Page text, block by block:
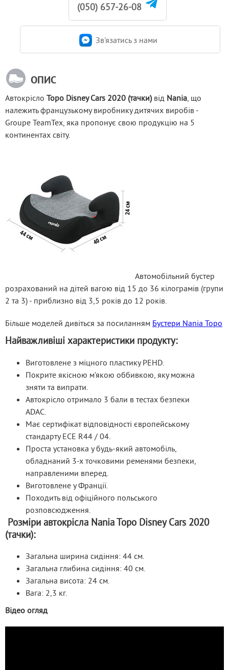
(050) 657-26-08
Зв'язатись з нами
ОПИС
Автокрісло Topo Disney Cars 2020 (тачки) від Nania, що
належить французькому виробнику дитячих виробів -
Groupe TeamTex, яка пропонує свою продукцію на 5
континентах світу.
Автомобільний бустер
розрахований на дітей вагою від 15 до 36 кілограмів (групи
2 та 3) - приблизно від 3,5 років до 12 років.
Більше моделей дивіться за посиланням Бустери Nania Topo
Найважливіші характеристики продукту:
Виготовлене з міцного пластику PEHD.
Покрите якісною м’якою оббивкою, яку можна
зняти та випрати.
Автокрісло отримало 3 бали в тестах безпеки
ADAC.
Має сертифікат відповідності європейському
стандарту ECE R44 / 04.
Проста установка у будь-який автомобіль,
обладнаний 3-х точковими ременями безпеки,
направленими вперед.
Виготовлене у Франції.
Походить від офіційного польського
розповсюдження.
Розміри автокрісла Nania Topo Disney Cars 2020
(тачки):
Загальна ширина сидіння: 44 см.
Загальна глибина сидіння: 40 см.
Загальна висота: 24 см.
Вага: 2,3 кг.
Відео огляд